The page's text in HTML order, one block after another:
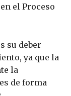
el Proceso
su deber
ya que la
la
de forma